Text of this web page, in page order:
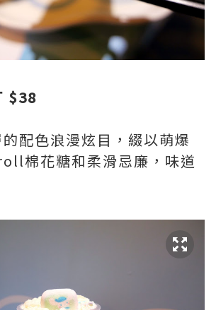
$38
配色浪漫炫目，綴以萌爆
棉花糖和柔滑忌廉，味道